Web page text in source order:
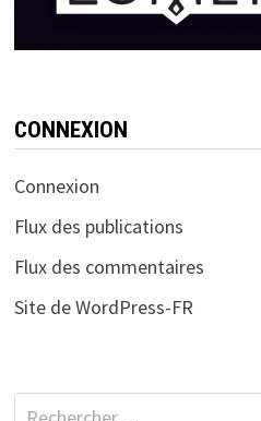
CONNEXION
Connexion
Flux des publications
Flux des commentaires
Site de WordPress-FR
Rechercher :